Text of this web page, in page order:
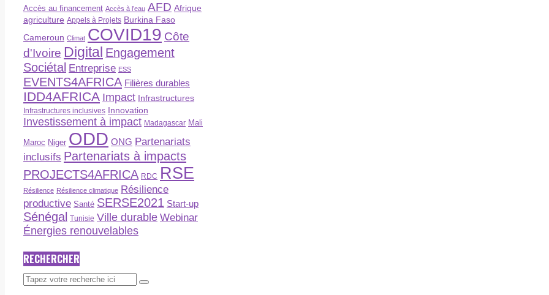
Accès au financement Accès à l’eau AFD Afrique
agriculture Appels à Projets Burkina Faso
Cameroun Climat COVID19 Côte
d'Ivoire Digital Engagement
Sociétal Entreprise ESS
EVENTS4AFRICA Filières durables
IDD4AFRICA Impact Infrastructures
Infrastructures inclusives Innovation
Investissement à impact Madagascar Mali
Maroc Niger ODD ONG Partenariats
inclusifs Partenariats à impacts
PROJECTS4AFRICA RDC RSE
Résilience Résilience climatique Résilience
productive Santé SERSE2021 Start-up
Sénégal Tunisie Ville durable Webinar
Énergies renouvelables
RECHERCHER